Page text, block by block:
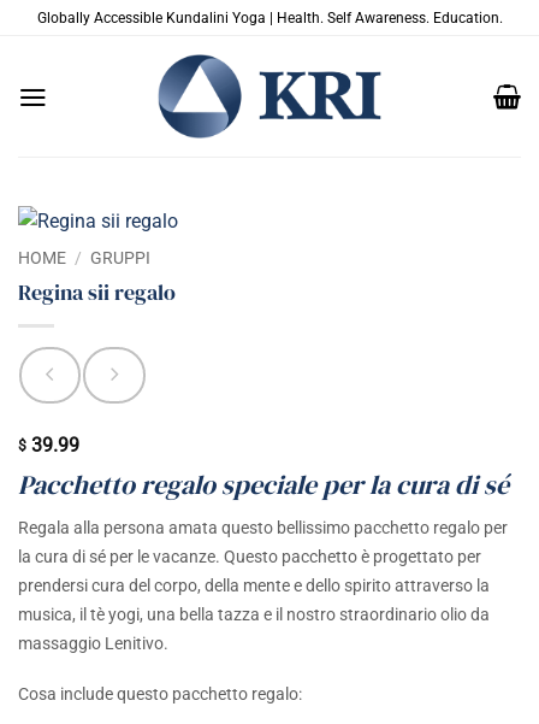
SaltaGlobally Accessible Kundalini Yoga | Health. Self Awareness. Education.
HOME / GRUPPI
Regina sii regalo
$ 39.99
Pacchetto regalo speciale per la cura di sé
Regala alla persona amata questo bellissimo pacchetto regalo per
la cura di sé per le vacanze. Questo pacchetto è progettato per
prendersi cura del corpo, della mente e dello spirito attraverso la
musica, il tè yogi, una bella tazza e il nostro straordinario olio da
massaggio Lenitivo.
Cosa include questo pacchetto regalo: